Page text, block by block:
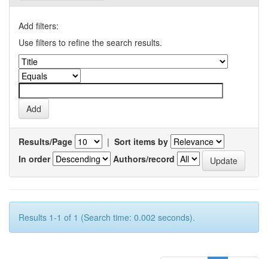
Add filters:
Use filters to refine the search results.
Results/Page | Sort items by
In order
Authors/record
Results 1-1 of 1 (Search time: 0.002 seconds).